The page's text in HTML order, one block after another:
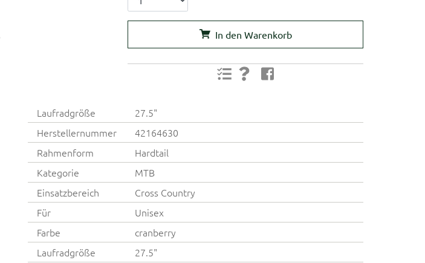
In den Warenkorb
Laufradgröße
27.5"
Herstellernummer
42164630
Rahmenform
Hardtail
Kategorie
MTB
Einsatzbereich
Cross Country
Für
Unisex
Farbe
cranberry
Laufradgröße
27.5"